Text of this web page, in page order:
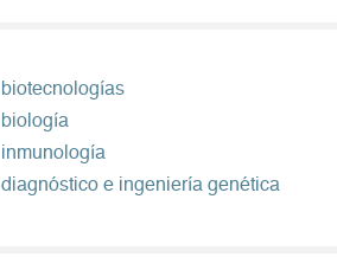
biotecnologías
biología
inmunología
diagnóstico e ingeniería genética